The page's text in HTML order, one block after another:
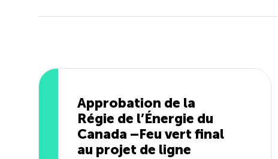
Approbation de la
Régie de l’Énergie du
Canada –Feu vert final
au projet de ligne